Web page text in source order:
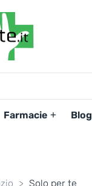
Persona
dei
Servizi
Farmacie Blog
> Solo per te